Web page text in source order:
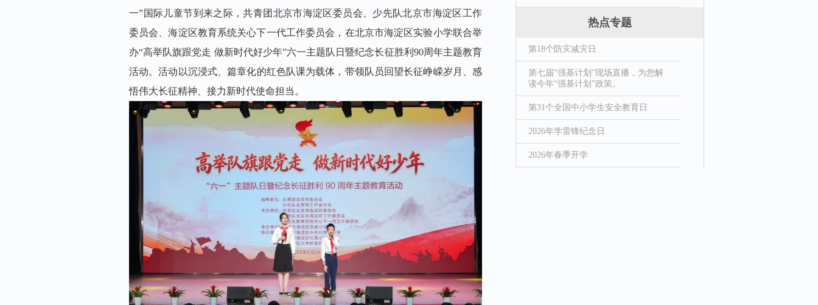
一”国际儿童节到来之际，共青团北京市海淀区委员会、少先队北京市海淀区工作
委员会、海淀区教育系统关心下一代工作委员会，在北京市海淀区实验小学联合举
办“高举队旗跟党走 做新时代好少年”六一主题队日暨纪念长征胜利90周年主题教育
活动。活动以沉浸式、篇章化的红色队课为载体，带领队员回望长征峥嵘岁月、感
悟伟大长征精神、接力新时代使命担当。
热点专题
第18个防灾减灾日
第七届“强基计划”现场直播，为您解
读今年“强基计划”政策。
第31个全国中小学生安全教育日
2026年学雷锋纪念日
2026年春季开学